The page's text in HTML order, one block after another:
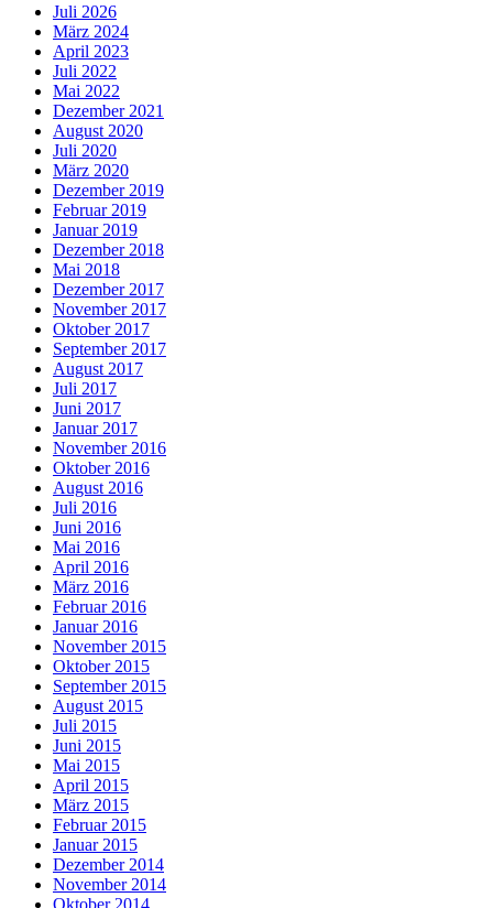
Juli 2026
März 2024
April 2023
Juli 2022
Mai 2022
Dezember 2021
August 2020
Juli 2020
März 2020
Dezember 2019
Februar 2019
Januar 2019
Dezember 2018
Mai 2018
Dezember 2017
November 2017
Oktober 2017
September 2017
August 2017
Juli 2017
Juni 2017
Januar 2017
November 2016
Oktober 2016
August 2016
Juli 2016
Juni 2016
Mai 2016
April 2016
März 2016
Februar 2016
Januar 2016
November 2015
Oktober 2015
September 2015
August 2015
Juli 2015
Juni 2015
Mai 2015
April 2015
März 2015
Februar 2015
Januar 2015
Dezember 2014
November 2014
Oktober 2014